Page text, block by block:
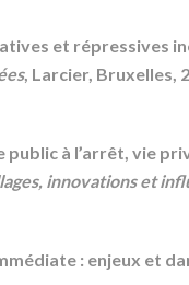
et répressives
, Larcier, Bruxelles,
à l’arrêt, vie
innovations et
: enjeux et